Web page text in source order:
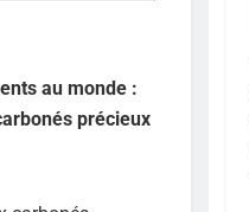
au monde :
précieux